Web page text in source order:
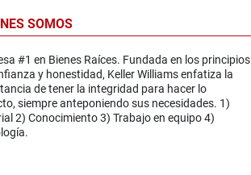
SOMOS
#1 en Bienes Raíces. Fundada en los principios
y honestidad, Keller Williams enfatiza la
de tener la integridad para hacer lo
siempre anteponiendo sus necesidades. 1)
2) Conocimiento 3) Trabajo en equipo 4)